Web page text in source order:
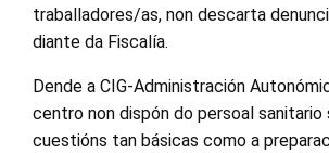
traballadores/as, non descarta
diante da Fiscalía.
Dende a CIG-Administración
centro non dispón do persoal
cuestións tan básicas como a